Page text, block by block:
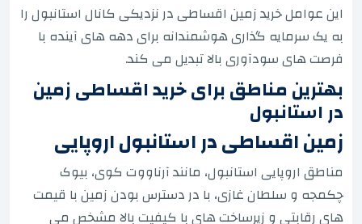
این عوامل خرید زمین اقساطی در نزدیکی کانال استانبول را
به یک سرمایه گذاری هوشمندانه برای دهه های آینده با
فرصت های سودآوری بالا تبدیل می کند.
بهترین مناطق برای خرید اقساطی زمین
در استانبول
زمین اقساطی در استانبول اروپایی
مناطق اروپایی استانبول، مانند آرناووت کوی، بیوک
چکمجه و سلطان غازی، با در دسترس بودن زمین با قیمت
های رقابتی و زیرساخت های با کیفیت بالا مشخص می